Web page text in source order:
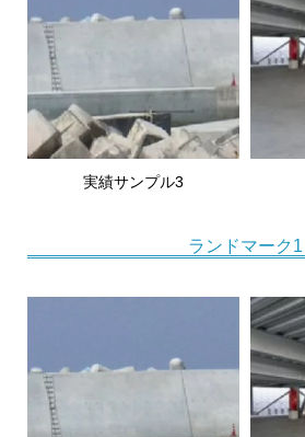
実績サンプル3
ランドマーク1